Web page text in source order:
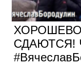
СДАЮТСЯ!